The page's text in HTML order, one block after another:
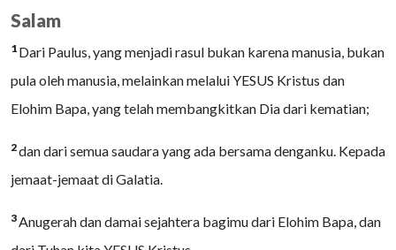
Salam
1 Dari Paulus, yang menjadi rasul bukan karena manusia, bukan
pula oleh manusia, melainkan melalui YESUS Kristus dan
Elohim Bapa, yang telah membangkitkan Dia dari kematian;
2dan dari semua saudara yang ada bersama denganku. Kepada
jemaat-jemaat di Galatia.
3Anugerah dan damai sejahtera bagimu dari Elohim Bapa, dan